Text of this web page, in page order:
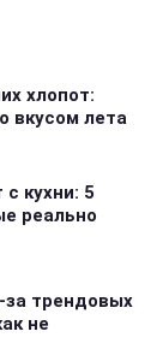
хлопот:
вкусом лета
кухни: 5
реально
за трендовых
не